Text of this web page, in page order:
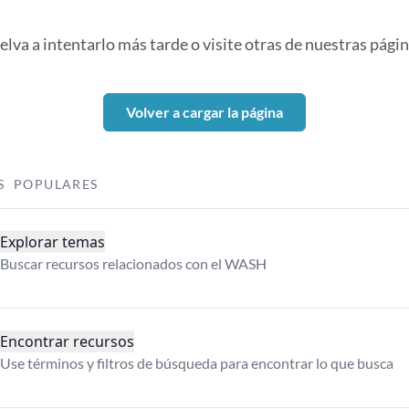
a intentarlo más tarde o visite otras de nuestras
Volver a cargar la página
POPULARES
Explorar temas
Buscar recursos relacionados con el WASH
Encontrar recursos
Use términos y filtros de búsqueda para encontrar lo que busca